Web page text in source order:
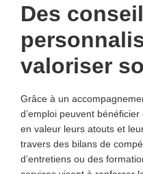
Des
valoriser
Grâce à un
d’emploi peuvent
en valeur leurs atouts et
travers des bilans de
d’entretiens ou des